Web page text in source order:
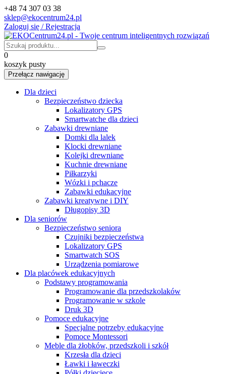
+48 74 307 03 38
sklep@ekocentrum24.pl
Zaloguj się / Rejestracja
0
koszyk pusty
Przełącz nawigację
Dla dzieci
Bezpieczeństwo dziecka
Lokalizatory GPS
Smartwatche dla dzieci
Zabawki drewniane
Domki dla lalek
Klocki drewniane
Kolejki drewniane
Kuchnie drewniane
Piłkarzyki
Wózki i pchacze
Zabawki edukacyjne
Zabawki kreatywne i DIY
Długopisy 3D
Dla seniorów
Bezpieczeństwo seniora
Czujniki bezpieczeństwa
Lokalizatory GPS
Smartwatch SOS
Urządzenia pomiarowe
Dla placówek edukacyjnych
Podstawy programowania
Programowanie dla przedszkolaków
Programowanie w szkole
Druk 3D
Pomoce edukacyjne
Specjalne potrzeby edukacyjne
Pomoce Montessori
Meble dla żłobków, przedszkoli i szkół
Krzesła dla dzieci
Ławki i ławeczki